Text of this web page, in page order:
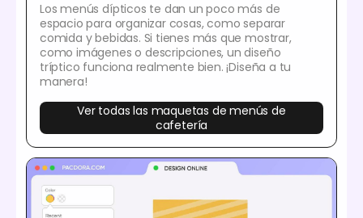
Los menús dípticos te dan un poco más de
espacio para organizar cosas, como separar
comida y bebidas. Si tienes más que mostrar,
como imágenes o descripciones, un diseño
tríptico funciona realmente bien. ¡Diseña a tu
manera!
Ver todas las maquetas de menús de
cafetería